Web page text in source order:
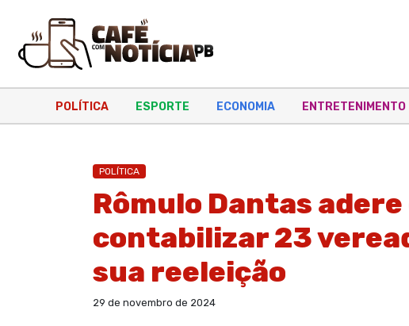
POLÍTICA ESPORTE ECONOMIA ENTRETENIMENTO
POLÍTICA
Rômulo Dantas adere
contabilizar 23
sua reeleição
29 de novembro de 2024